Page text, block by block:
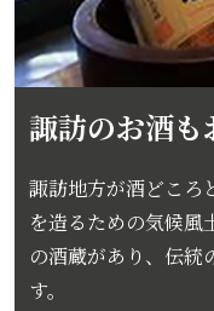
諏訪のお酒
諏訪地方が酒どころ
を造るための気候風
の酒蔵があり、伝統
す。